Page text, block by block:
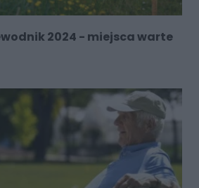
2024 - miejsca warte